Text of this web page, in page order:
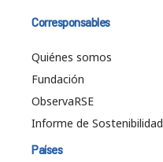
Corresponsables
Quiénes somos
Fundación
ObservaRSE
Informe de Sostenibilidad
Países